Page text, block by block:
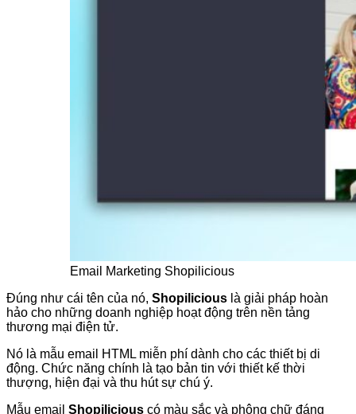
Email Marketing Shopilicious
Đúng như cái tên của nó, Shopilicious là giải pháp hoàn
hảo cho những doanh nghiệp hoạt động trên nền tảng
thương mại điện tử.
Nó là mẫu email HTML miễn phí dành cho các thiết bị di
động. Chức năng chính là tạo bản tin với thiết kế thời
thượng, hiện đại và thu hút sự chú ý.
Mẫu email Shopilicious có màu sắc và phông chữ đáng